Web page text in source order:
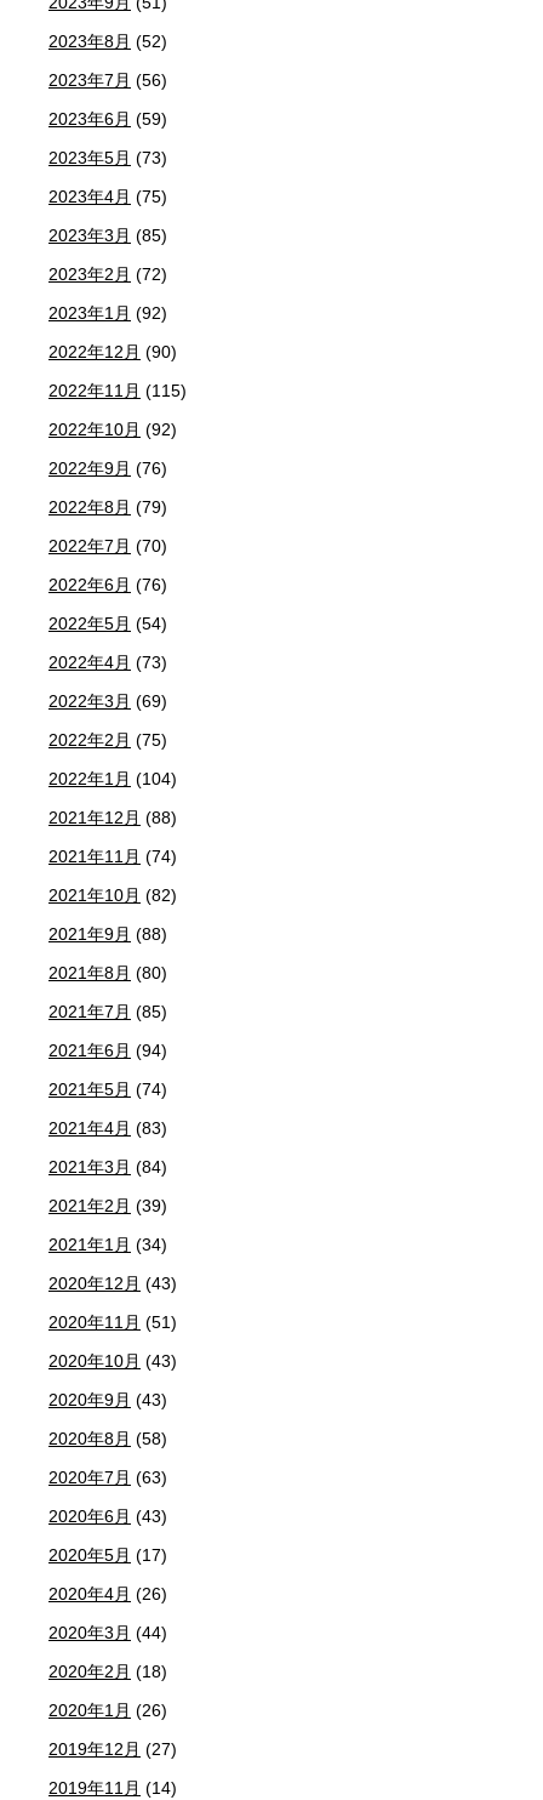
2023年8月 (52)
2023年7月 (56)
2023年6月 (59)
2023年5月 (73)
2023年4月 (75)
2023年3月 (85)
2023年2月 (72)
2023年1月 (92)
2022年12月 (90)
2022年11月 (115)
2022年10月 (92)
2022年9月 (76)
2022年8月 (79)
2022年7月 (70)
2022年6月 (76)
2022年5月 (54)
2022年4月 (73)
2022年3月 (69)
2022年2月 (75)
2022年1月 (104)
2021年12月 (88)
2021年11月 (74)
2021年10月 (82)
2021年9月 (88)
2021年8月 (80)
2021年7月 (85)
2021年6月 (94)
2021年5月 (74)
2021年4月 (83)
2021年3月 (84)
2021年2月 (39)
2021年1月 (34)
2020年12月 (43)
2020年11月 (51)
2020年10月 (43)
2020年9月 (43)
2020年8月 (58)
2020年7月 (63)
2020年6月 (43)
2020年5月 (17)
2020年4月 (26)
2020年3月 (44)
2020年2月 (18)
2020年1月 (26)
2019年12月 (27)
2019年11月 (14)